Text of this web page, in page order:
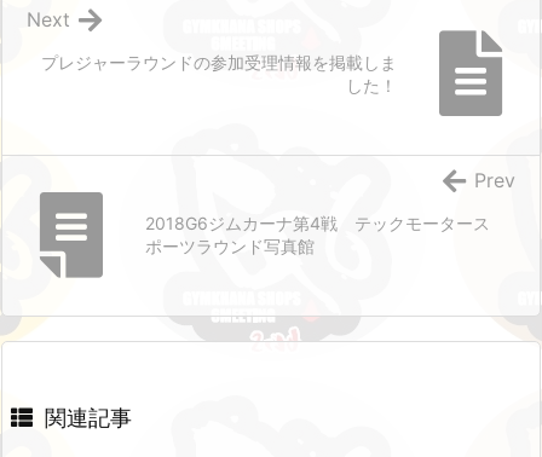
プレジャーラウンドの参加受理情報を掲載しま
した！
Next
2018G6ジムカーナ第4戦 テックモータース
ポーツラウンド写真館
Prev
関連記事